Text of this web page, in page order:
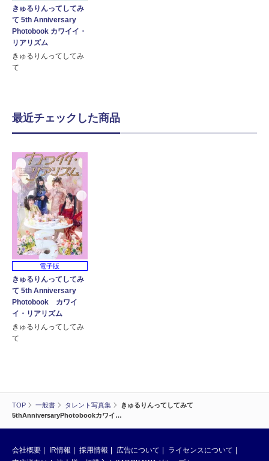
TOP 一般書 タレント写真集
きゅるりんってしてみて
5thAnniversaryPhotobookカワイ…
きゅるりんってしてみ
て 5th Anniversary
Photobook カワイイ・
リアリズム
きゅるりんってしてみ
て
最近チェックした商品
電子版
きゅるりんってしてみ
て 5th Anniversary
Photobook カワイ
イ・リアリズム
きゅるりんってしてみ
て
会社概要 IR情報 採用情報 広告について
ライセンスについて